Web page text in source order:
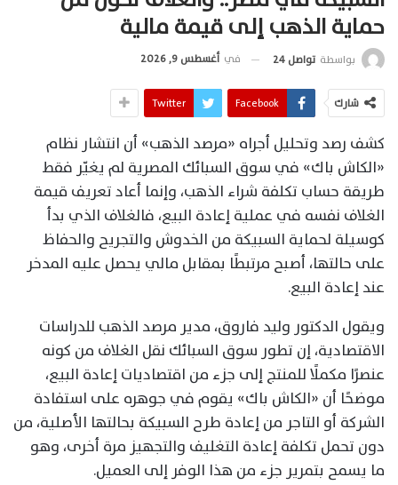
حماية الذهب إلى قيمة مالية
بواسطة تواصل 24 في أغسطس 9, 2026
شارك Facebook
Twitter
كشف رصد وتحليل أجراه «مرصد الذهب» أن انتشار نظام
«الكاش باك» في سوق السبائك المصرية لم يغيّر فقط
طريقة حساب تكلفة شراء الذهب، وإنما أعاد تعريف قيمة
الغلاف نفسه في عملية إعادة البيع، فالغلاف الذي بدأ
كوسيلة لحماية السبيكة من الخدوش والتجريح والحفاظ
على حالتها، أصبح مرتبطًا بمقابل مالي يحصل عليه المدخر
عند إعادة البيع.
ويقول الدكتور وليد فاروق، مدير مرصد الذهب للدراسات
الاقتصادية، إن تطور سوق السبائك نقل الغلاف من كونه
عنصرًا مكملًا للمنتج إلى جزء من اقتصاديات إعادة البيع،
موضحًا أن «الكاش باك» يقوم في جوهره على استفادة
الشركة أو التاجر من إعادة طرح السبيكة بحالتها الأصلية، من
دون تحمل تكلفة إعادة التغليف والتجهيز مرة أخرى، وهو
ما يسمح بتمرير جزء من هذا الوفر إلى العميل.